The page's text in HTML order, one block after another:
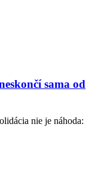
sama od
nie je náhoda: